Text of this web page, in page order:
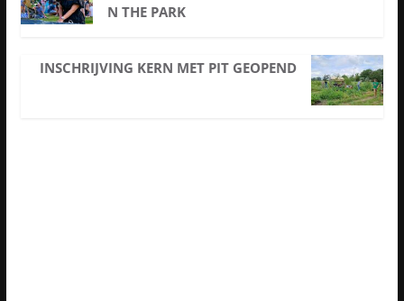
N THE PARK
INSCHRIJVING KERN MET PIT GEOPEND